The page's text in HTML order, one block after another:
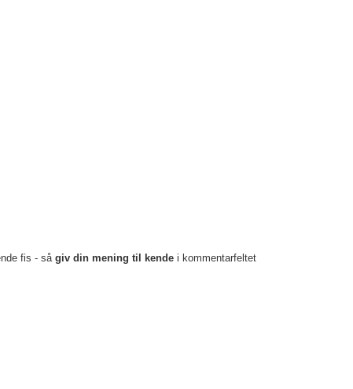
fis - så giv din mening til kendei kommentarfeltet